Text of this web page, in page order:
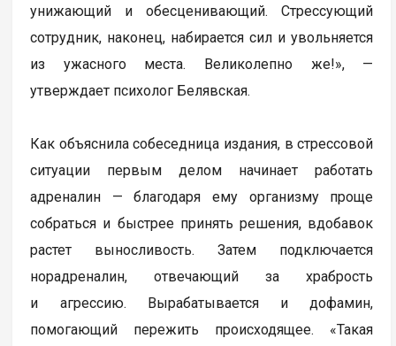
унижающий и обесценивающий. Стрессующий
сотрудник, наконец, набирается сил и увольняется
из ужасного места. Великолепно же!», —
утверждает психолог Белявская.
Как объяснила собеседница издания, в стрессовой
ситуации первым делом начинает работать
адреналин — благодаря ему организму проще
собраться и быстрее принять решения, вдобавок
растет выносливость. Затем подключается
норадреналин, отвечающий за храбрость
и агрессию. Вырабатывается и дофамин,
помогающий пережить происходящее. «Такая